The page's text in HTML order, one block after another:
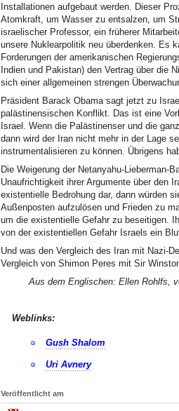
Installationen aufgebaut werden. Dieser
Atomkraft, um Wasser zu entsalzen, um
israelischer Professor, ein früherer
unsere Nuklearpolitik neu überdenken. Es
Forderungen der amerikanischen
Indien und Pakistan) den Vertrag über die
sich einer allgemeinen strengen
Präsident Barack Obama sagt jetzt zu
palästinensischen Konflikt. Das ist eine
Israel. Wenn die Palästinenser und die
dann wird der Iran nicht mehr in der Lage
instrumentalisieren zu können. Übrigens
Die Weigerung der Netanyahu-Lieberman-
Unaufrichtigkeit ihrer Argumente über den
existentielle Bedrohung dar, dann würden
Außenposten aufzulösen und Frieden zu
um die existentielle Gefahr zu beseitigen.
von der existentiellen Gefahr Israels ein
Und was den Vergleich des Iran mit Nazi-
Vergleich von Shimon Peres mit Sir
Aus dem Englischen: Ellen Rohlfs,
Weblinks:
Gush Shalom
Uri Avnery
Veröffentlicht am